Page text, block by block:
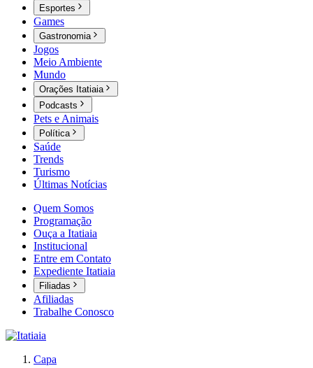
Esportes
Games
Gastronomia
Jogos
Meio Ambiente
Mundo
Orações Itatiaia
Podcasts
Pets e Animais
Política
Saúde
Trends
Turismo
Últimas Notícias
Quem Somos
Programação
Ouça a Itatiaia
Institucional
Entre em Contato
Expediente Itatiaia
Filiadas
Afiliadas
Trabalhe Conosco
Capa